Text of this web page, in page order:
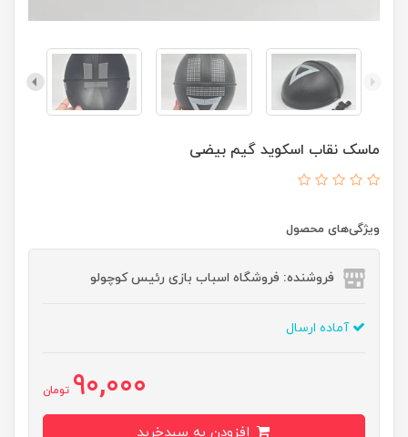
ماسک نقاب اسکوید گیم بیضی
ویژگی‌های محصول
فروشنده: فروشگاه اسباب بازی رئیس کوچولو
آماده ارسال
90,000 تومان